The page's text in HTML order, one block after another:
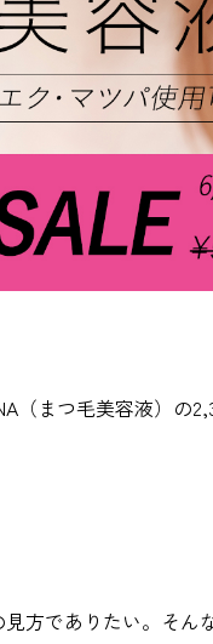
（まつ毛美容液）の
方でありたい。そ